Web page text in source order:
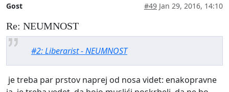
Gost #49 Jan 29, 2016, 14:10
Re: NEUMNOST
#2: Liberarist - NEUMNOST
je treba par prstov naprej od nosa videt: enakopravne